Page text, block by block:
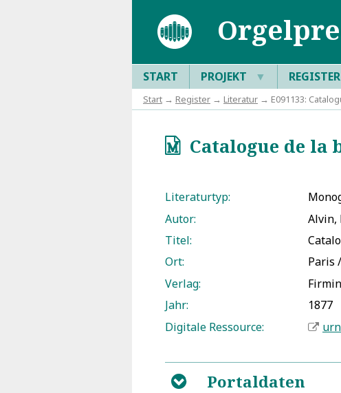
START PROJEKT ▼ REGISTER
Start → Register → Literatur → E091133:
q Catalogue de la
Literaturtyp:
Autor:
Alvin,
Titel:
Ort:
Paris
Verlag:
Jahr:
1877
Digitale Ressource:
B Portaldaten